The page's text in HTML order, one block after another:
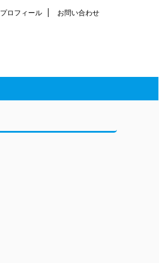
プロフィール お問い合わせ